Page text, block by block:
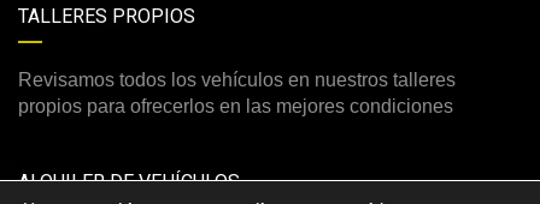
TALLERES PROPIOS
Revisamos todos los vehículos en nuestros talleres
propios para ofrecerlos en las mejores condiciones
ALQUILER DE VEHÍCULOS